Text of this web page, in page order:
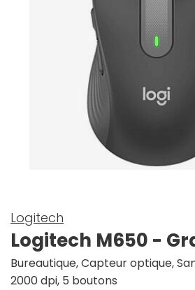
Logitech
Logitech M650 -
Bureautique, Capteur optique,
2000 dpi, 5 boutons